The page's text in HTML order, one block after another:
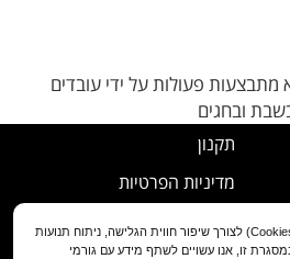
פעולות על ידי עובדים
ובחגים
תקנון
מדיניות הפרטיות
נוהל ביטול עסקה
באתר זה נעשה שימוש בעוגיות (Cookies) לצורך שיפור חווית הגלישה, ניתוח תנועות
זו, אנו עשויים לשתף מידע עם גורמי